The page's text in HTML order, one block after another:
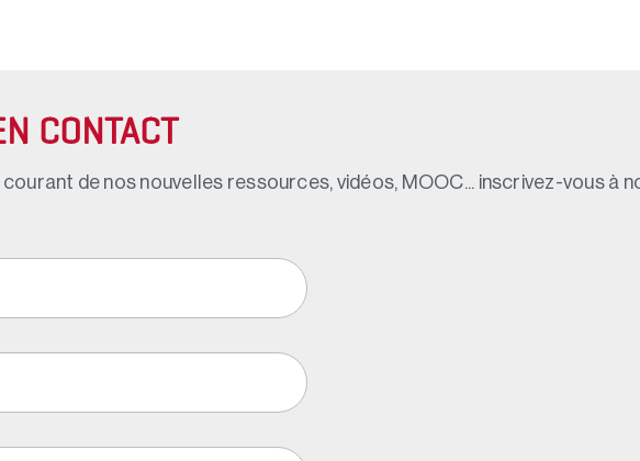
CONTACT
de nos nouvelles ressources, vidéos, MOOC... inscrivez-vous à